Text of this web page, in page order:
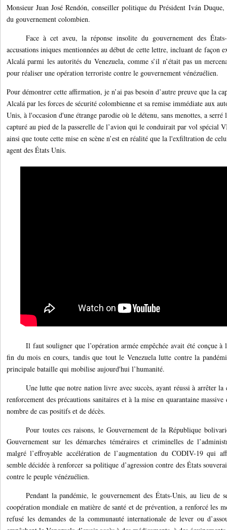
Monsieur Juan José Rendón, conseiller politique du Président Iván
du gouvernement colombien.
Face à cet aveu, la réponse insolite du gouvernement des
accusations iniques mentionnées au début de cette lettre, incluant de façon
Alcalá parmi les autorités du Venezuela, comme s’il n’était pas un
pour réaliser une opération terroriste contre le gouvernement vénézuélien.
Pour démontrer cette affirmation, je n’ai pas besoin d’autre preuve que la
Alcalá par les forces de sécurité colombienne et sa remise immédiate aux
Unis, à l'occasion d'une étrange parodie où le détenu, sans menottes, a
capturé au pied de la passerelle de l’avion qui le conduirait par vol spécial
ainsi que toute cette mise en scène n’est en réalité que la l'exfiltration de
agent des États Unis.
Il faut souligner que l’opération armée empêchée avait été conçue à
fin du mois en cours, tandis que tout le Venezuela lutte contre la
principale bataille qui mobilise aujourd'hui l’humanité.
Une lutte que notre nation livre avec succès, ayant réussi à arrêter
renforcement des précautions sanitaires et à la mise en quarantaine
nombre de cas positifs et de décès.
Pour toutes ces raisons, le Gouvernement de la République
Gouvernement sur les démarches téméraires et criminelles de
malgré l’effroyable accélération de l’augmentation du CODIV-19 qui
semble décidée à renforcer sa politique d’agression contre des États
contre le peuple vénézuélien.
Pendant la pandémie, le gouvernement des États-Unis, au lieu de
coopération mondiale en matière de santé et de prévention, a renforcé les
refusé les demandes de la communauté internationale de lever ou